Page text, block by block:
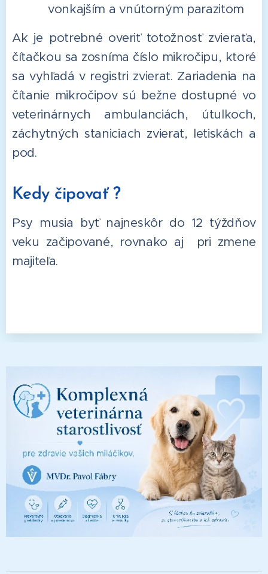
vonkajším a vnútorným parazitom
Ak je potrebné overiť totožnosť zvieraťa,
čítačkou sa zosníma číslo mikročipu, ktoré
sa vyhľadá v registri zvierat. Zariadenia na
čítanie mikročipov sú bežne dostupné vo
veterinárnych ambulanciách, útulkoch,
záchytných staniciach zvierat, letiskách a
pod.
Kedy čipovať ?
Psy musia byť najneskôr do 12 týždňov
veku začipované, rovnako aj pri zmene
majiteľa.